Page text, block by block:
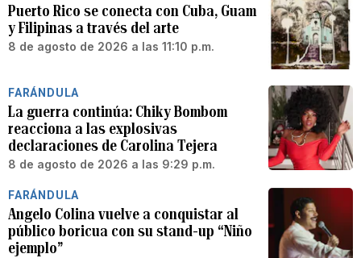
Puerto Rico se conecta con Cuba, Guam
y Filipinas a través del arte
8 de agosto de 2026 a las 11:10 p.m.
FARÁNDULA
La guerra continúa: Chiky Bombom
reacciona a las explosivas
declaraciones de Carolina Tejera
8 de agosto de 2026 a las 9:29 p.m.
FARÁNDULA
Angelo Colina vuelve a conquistar al
público boricua con su stand-up “Niño
ejemplo”